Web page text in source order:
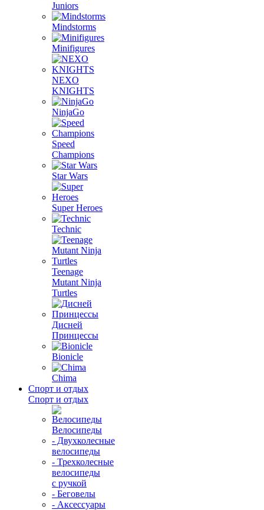
Juniors
Mindstorms
Minifigures
NEXO
KNIGHTS
NinjaGo
Speed
Champions
Star Wars
Super Heroes
Technic
Teenage
Mutant Ninja
Turtles
Дисней
Принцессы
Bionicle
Chima
Спорт и отдых
Спорт и отдых
Велосипеды
- Двухколесные
велосипеды
- Трехколесные
велосипеды
с ручкой
- Беговелы
- Аксессуары